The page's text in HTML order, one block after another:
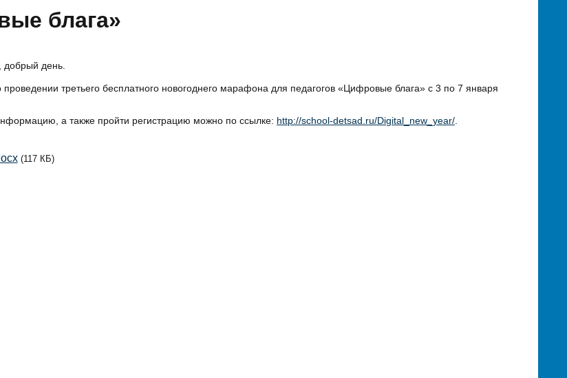
блага»
добрый день.
третьего бесплатного новогоднего марафона для педагогов «Цифровые блага» с 3 по 7 января
а также пройти регистрацию можно по ссылке: http://school-detsad.ru/Digital_new_year/.
(117 КБ)